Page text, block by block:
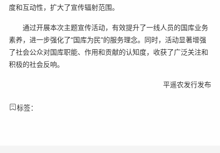
度和互动性，扩大了宣传辐射范围。
通过开展本次主题宣传活动，有效提升了一线人员的国库业务
素养，进一步强化了“国库为民”的服务理念。同时，活动显著增强
了社会公众对国库职能、作用和贡献的认知度，收获了广泛关注和
积极的社会反响。
平遥农发行发布
标签：